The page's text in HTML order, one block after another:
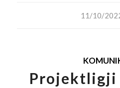
11/10/
/
Projektligji